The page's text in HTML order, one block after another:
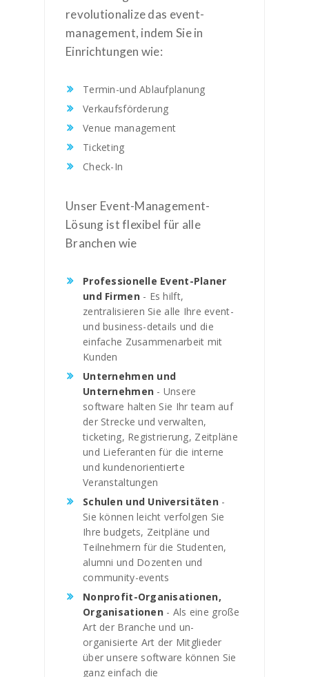
revolutionalize das event-
management, indem Sie in
Einrichtungen wie:
Termin-und Ablaufplanung
Verkaufsförderung
Venue management
Ticketing
Check-In
Unser Event-Management-
Lösung ist flexibel für alle
Branchen wie
Professionelle Event-Planer
und Firmen- Es hilft,
zentralisieren Sie alle Ihre event-
und business-details und die
einfache Zusammenarbeit mit
Kunden
Unternehmen und
Unternehmen - Unsere
software halten Sie Ihr team auf
der Strecke und verwalten,
ticketing, Registrierung, Zeitpläne
und Lieferanten für die interne
und kundenorientierte
Veranstaltungen
Schulen und Universitäten -
Sie können leicht verfolgen Sie
Ihre budgets, Zeitpläne und
Teilnehmern für die Studenten,
alumni und Dozenten und
community-events
Nonprofit-Organisationen,
Organisationen- Als eine große
Art der Branche und un-
organisierte Art der Mitglieder
über unsere software können Sie
ganz einfach die